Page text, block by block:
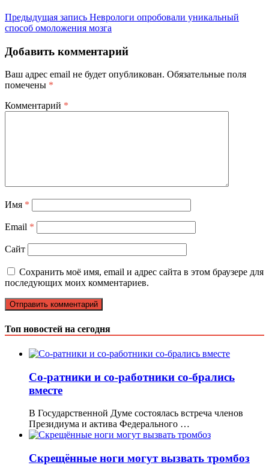
Предыдущая запись Неврологи опробовали уникальный
способ омоложения мозга
Добавить комментарий
Ваш адрес email не будет опубликован. Обязательные поля
помечены *
Комментарий *
Имя *
Email *
Сайт
Сохранить моё имя, email и адрес сайта в этом браузере для
последующих моих комментариев.
Топ новостей на сегодня
Со-ратники и со-работники со-брались
вместе
В Государственной Думе состоялась встреча членов
Президиума и актива Федерального …
Скрещённые ноги могут вызвать тромбоз